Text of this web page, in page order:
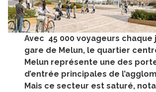
Avec 45 000 voyageurs chaque
gare de Melun, le quartier
Melun représente une des
d’entrée principales de
Mais ce secteur est saturé,